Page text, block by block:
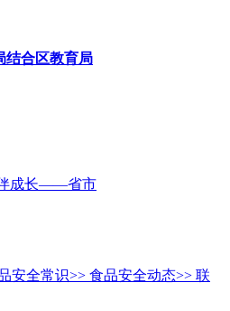
结合区教育局
成长——省市
安全常识>> 食品安全动态>> 联